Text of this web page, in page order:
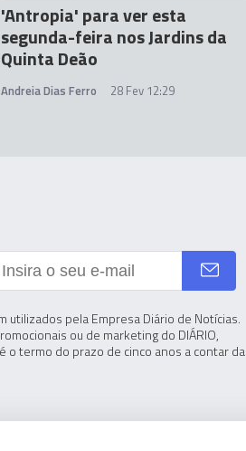
'Antropia' para ver esta
segunda-feira nos Jardins da
Quinta Deão
Andreia Dias Ferro 28 Fev 12:29
pela Empresa Diário de Notícias.
ou de marketing do DIÁRIO,
o termo do prazo de cinco anos a contar da